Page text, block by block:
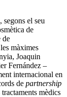
segons el seu
de
de
màximes
Joaquin
Fernández –
internacional en
de partnership
mèdics